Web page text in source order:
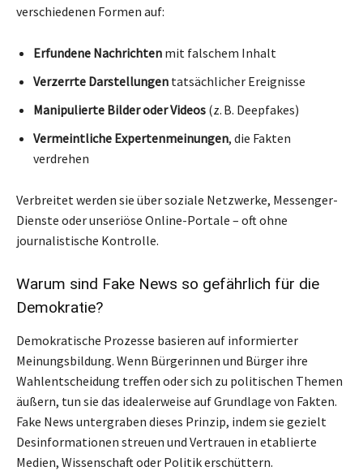
verschiedenen Formen auf:
Erfundene Nachrichten mit falschem Inhalt
Verzerrte Darstellungen tatsächlicher Ereignisse
Manipulierte Bilder oder Videos (z. B. Deepfakes)
Vermeintliche Expertenmeinungen, die Fakten
verdrehen
Verbreitet werden sie über soziale Netzwerke, Messenger-
Dienste oder unseriöse Online-Portale – oft ohne
journalistische Kontrolle.
Warum sind Fake News so gefährlich für die
Demokratie?
Demokratische Prozesse basieren auf informierter
Meinungsbildung. Wenn Bürgerinnen und Bürger ihre
Wahlentscheidung treffen oder sich zu politischen Themen
äußern, tun sie das idealerweise auf Grundlage von Fakten.
Fake News untergraben dieses Prinzip, indem sie gezielt
Desinformationen streuen und Vertrauen in etablierte
Medien, Wissenschaft oder Politik erschüttern.